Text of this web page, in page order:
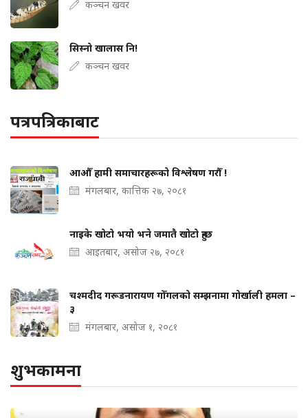
कञ्चन खवर
सिस्नो खालास नि!
कञ्चन खवर
पत्रपत्रिकाबाट
आऔँ हामी समाचारहरूको विश्लेषण गरौँ !
मंगलबार, कात्तिक २७, २०८१
नाइके खोटो भयो भने जमातै खोटो हुन्छ
आइतबार, असोज २७, २०८१
चश्मदीद गरूडनारायण गोँगलको सम्झनामा गोर्खाली हमला –
३
मंगलबार, असोज १, २०८१
शुभकामना